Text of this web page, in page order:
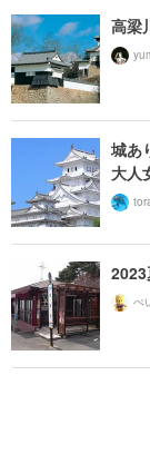
高梁
城あ
大人
ぺ